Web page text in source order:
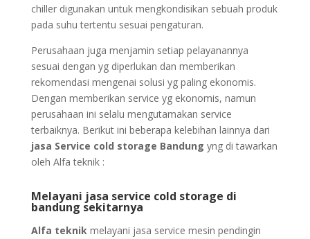
chiller digunakan untuk mengkondisikan sebuah produk
pada suhu tertentu sesuai pengaturan.
Perusahaan juga menjamin setiap pelayanannya
sesuai dengan yg diperlukan dan memberikan
rekomendasi mengenai solusi yg paling ekonomis.
Dengan memberikan service yg ekonomis, namun
perusahaan ini selalu mengutamakan service
terbaiknya. Berikut ini beberapa kelebihan lainnya dari
jasa Service cold storage Bandung yng di tawarkan
oleh Alfa teknik :
Melayani jasa service cold storage di
bandung sekitarnya
Alfa teknikmelayani jasa service mesin pendingin